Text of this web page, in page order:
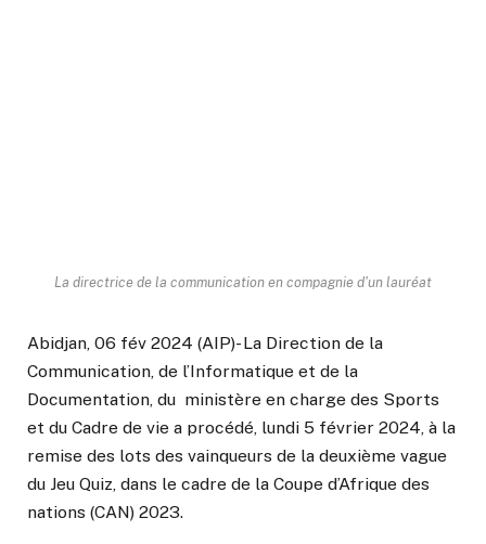
La directrice de la communication en compagnie d'un lauréat
Abidjan, 06 fév 2024 (AIP)- La Direction de la
Communication, de l’Informatique et de la
Documentation, du ministère en charge des Sports
et du Cadre de vie a procédé, lundi 5 février 2024, à la
remise des lots des vainqueurs de la deuxième vague
du Jeu Quiz, dans le cadre de la Coupe d’Afrique des
nations (CAN) 2023.